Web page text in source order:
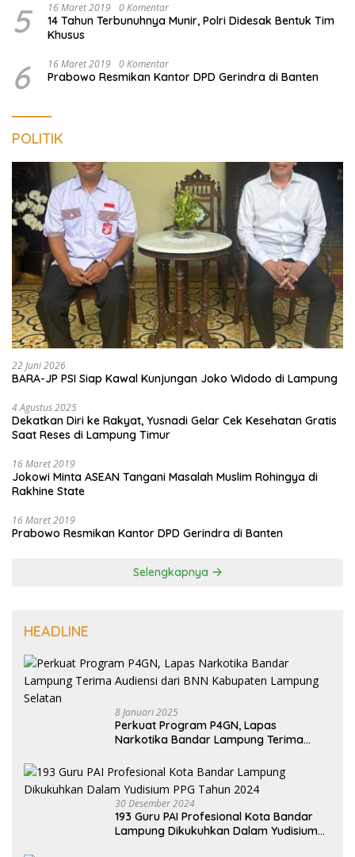
5 16 Maret 2019 0 Komentar
14 Tahun Terbunuhnya Munir, Polri Didesak Bentuk Tim
Khusus
6 16 Maret 2019 0 Komentar
Prabowo Resmikan Kantor DPD Gerindra di Banten
POLITIK
22 Juni 2026
BARA-JP PSI Siap Kawal Kunjungan Joko Widodo di Lampung
4 Agustus 2025
Dekatkan Diri ke Rakyat, Yusnadi Gelar Cek Kesehatan Gratis
Saat Reses di Lampung Timur
16 Maret 2019
Jokowi Minta ASEAN Tangani Masalah Muslim Rohingya di
Rakhine State
16 Maret 2019
Prabowo Resmikan Kantor DPD Gerindra di Banten
Selengkapnya
HEADLINE
8 Januari 2025
Perkuat Program P4GN, Lapas
Narkotika Bandar Lampung Terima
Selatan
30 Desember 2024
193 Guru PAI Profesional Kota Bandar
Lampung Dikukuhkan Dalam Yudisium